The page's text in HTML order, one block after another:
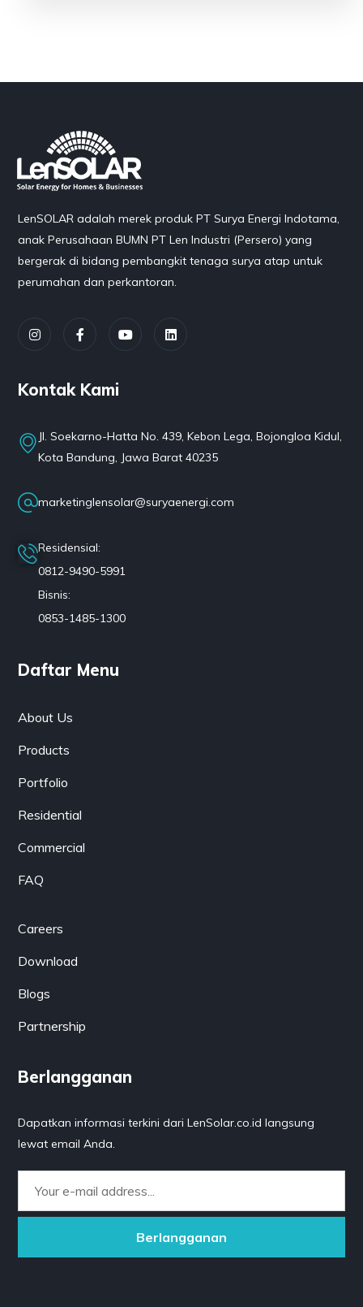
LenSOLAR adalah merek produk PT Surya Energi Indotama,
anak Perusahaan BUMN PT Len Industri (Persero) yang
bergerak di bidang pembangkit tenaga surya atap untuk
perumahan dan perkantoran.
Kontak Kami
Jl. Soekarno-Hatta No. 439, Kebon Lega, Bojongloa Kidul,
Kota Bandung, Jawa Barat 40235
marketinglensolar@suryaenergi.com
Residensial:
0812-9490-5991
Bisnis:
0853-1485-1300
Daftar Menu
About Us
Products
Portfolio
Residential
Commercial
FAQ
Careers
Download
Blogs
Partnership
Berlangganan
Dapatkan informasi terkini dari LenSolar.co.id langsung
lewat email Anda.